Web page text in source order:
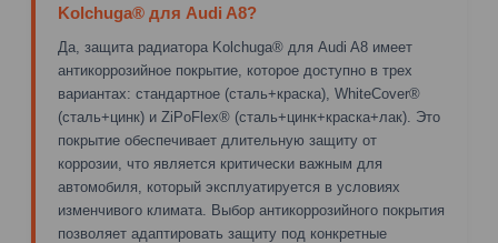
Kolchuga® для Audi A8?
Да, защита радиатора Kolchuga® для Audi A8 имеет
антикоррозийное покрытие, которое доступно в трех
вариантах: стандартное (сталь+краска), WhiteCover®
(сталь+цинк) и ZiPoFlex® (сталь+цинк+краска+лак). Это
покрытие обеспечивает длительную защиту от
коррозии, что является критически важным для
автомобиля, который эксплуатируется в условиях
изменчивого климата. Выбор антикоррозийного покрытия
позволяет адаптировать защиту под конкретные